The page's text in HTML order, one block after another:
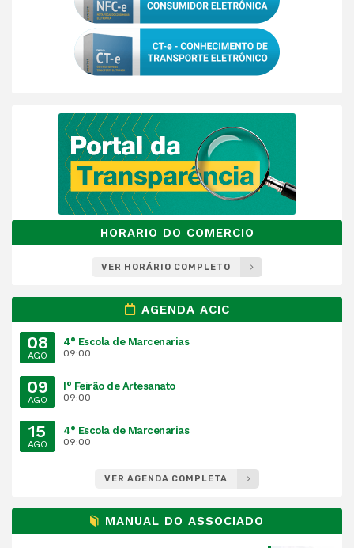
HORARIO DO COMERCIO
VER HORÁRIO COMPLETO
AGENDA ACIC
08
AGO
4° Escola de Marcenarias
09:00
09
AGO
I° Feirão de Artesanato
09:00
15
AGO
4° Escola de Marcenarias
09:00
VER AGENDA COMPLETA
MANUAL DO ASSOCIADO